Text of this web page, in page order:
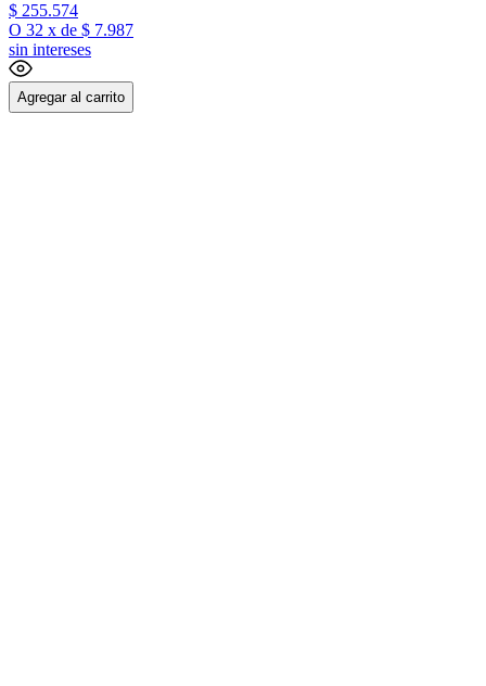
$ 255.574
O 32 x de $ 7.987
sin intereses
Agregar al carrito